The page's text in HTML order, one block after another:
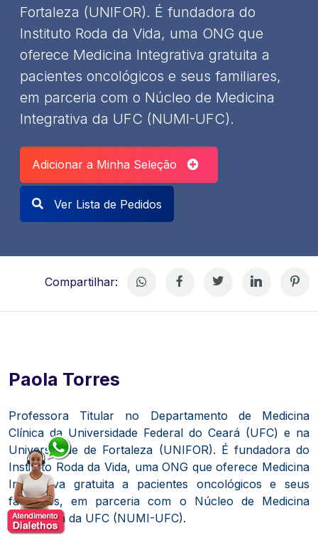
Fortaleza (UNIFOR). É fundadora do
Instituto Roda da Vida, uma ONG que
oferece Medicina Integrativa gratuita a
pacientes oncológicos e seus familiares,
em parceria com o Núcleo de Medicina
Integrativa da UFC (NUMI-UFC).​
Adicionar a Minha Seleção
Ver Lista de Pedidos
Compartilhar:
Paola Torres
Professora Titular no Departamento de Medicina
Clínica da Universidade Federal do Ceará (UFC) e na
Universidade de Fortaleza (UNIFOR). É fundadora do
Instituto Roda da Vida, uma ONG que oferece Medicina
Integrativa gratuita a pacientes oncológicos e seus
familiares, em parceria com o Núcleo de Medicina
Integrativa da UFC (NUMI-UFC).​